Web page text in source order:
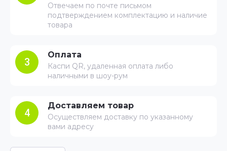
Отвечаем по почте письмом
подтверждением комплектацию и наличие
товара
3
Оплата
Каспи QR, удаленная оплата либо
наличными в шоу-рум
4
Доставляем товар
Осуществляем доставку по указанному
вами адресу